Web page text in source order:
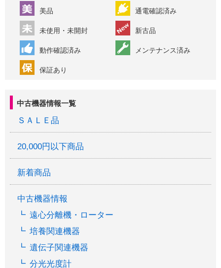
中古機器情報一覧
ＳＡＬＥ品
20,000円以下商品
新着商品
中古機器情報
遠心分離機・ローター
培養関連機器
遺伝子関連機器
分光光度計
美品 通電確認済み
未使用・未開封 新古品
動作確認済み メンテナンス済み
保証あり